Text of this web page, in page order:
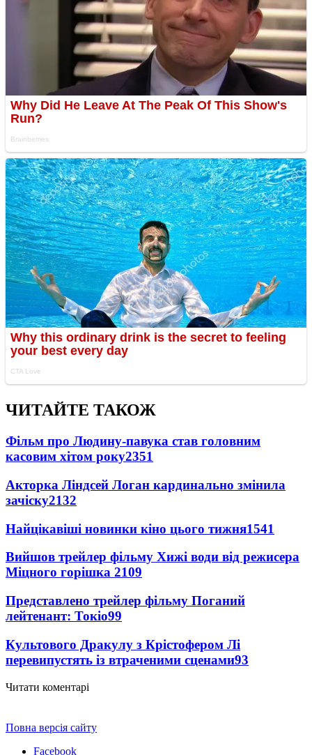
ЧИТАЙТЕ ТАКОЖ
Фільм про Людину-павука став головним
касовим хітом року2351
Акторка Ліндсей Логан кардинально змінила
зачіску2132
Найцікавіші новинки кіно цього тижня1541
Вийшов трейлер фільму Хижі води від режисера
Міцного горішка 2109
Представлено трейлер фільму Поганий
лейтенант: Токіо99
Культового Дракулу з Крістофером Лі
перевипустять із втраченими сценами93
Читати коментарі
Повна версія сайту
Facebook